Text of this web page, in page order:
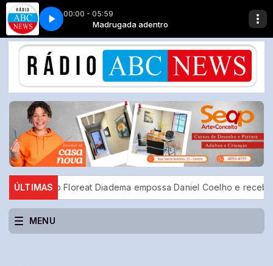
00:00 - 05:59
Madrugada adentro
Chegar Lady Zu - A Noite Vai Chegar
ÚLTIMAS
Rotary Club Floreat Diadema empossa Daniel Coelho e recebe
MENU